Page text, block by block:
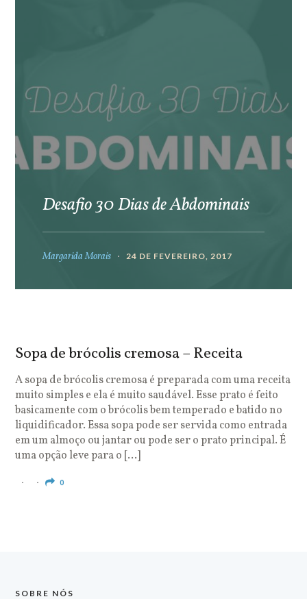
Desafio 30 Dias de Abdominais
Margarida Morais 24 DE FEVEREIRO, 2017
Sopa de brócolis cremosa – Receita
A sopa de brócolis cremosa é preparada com uma receita
muito simples e ela é muito saudável. Esse prato é feito
basicamente com o brócolis bem temperado e batido no
liquidificador. Essa sopa pode ser servida como entrada
em um almoço ou jantar ou pode ser o prato principal. É
uma opção leve para o […]
0
SOBRE NÓS